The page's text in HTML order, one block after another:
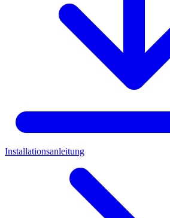
Installationsanleitung